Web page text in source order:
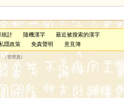
統計 隨機漢字
最近被搜索的漢字
隱政策 免責聲明 意見簿
（管理員 ）